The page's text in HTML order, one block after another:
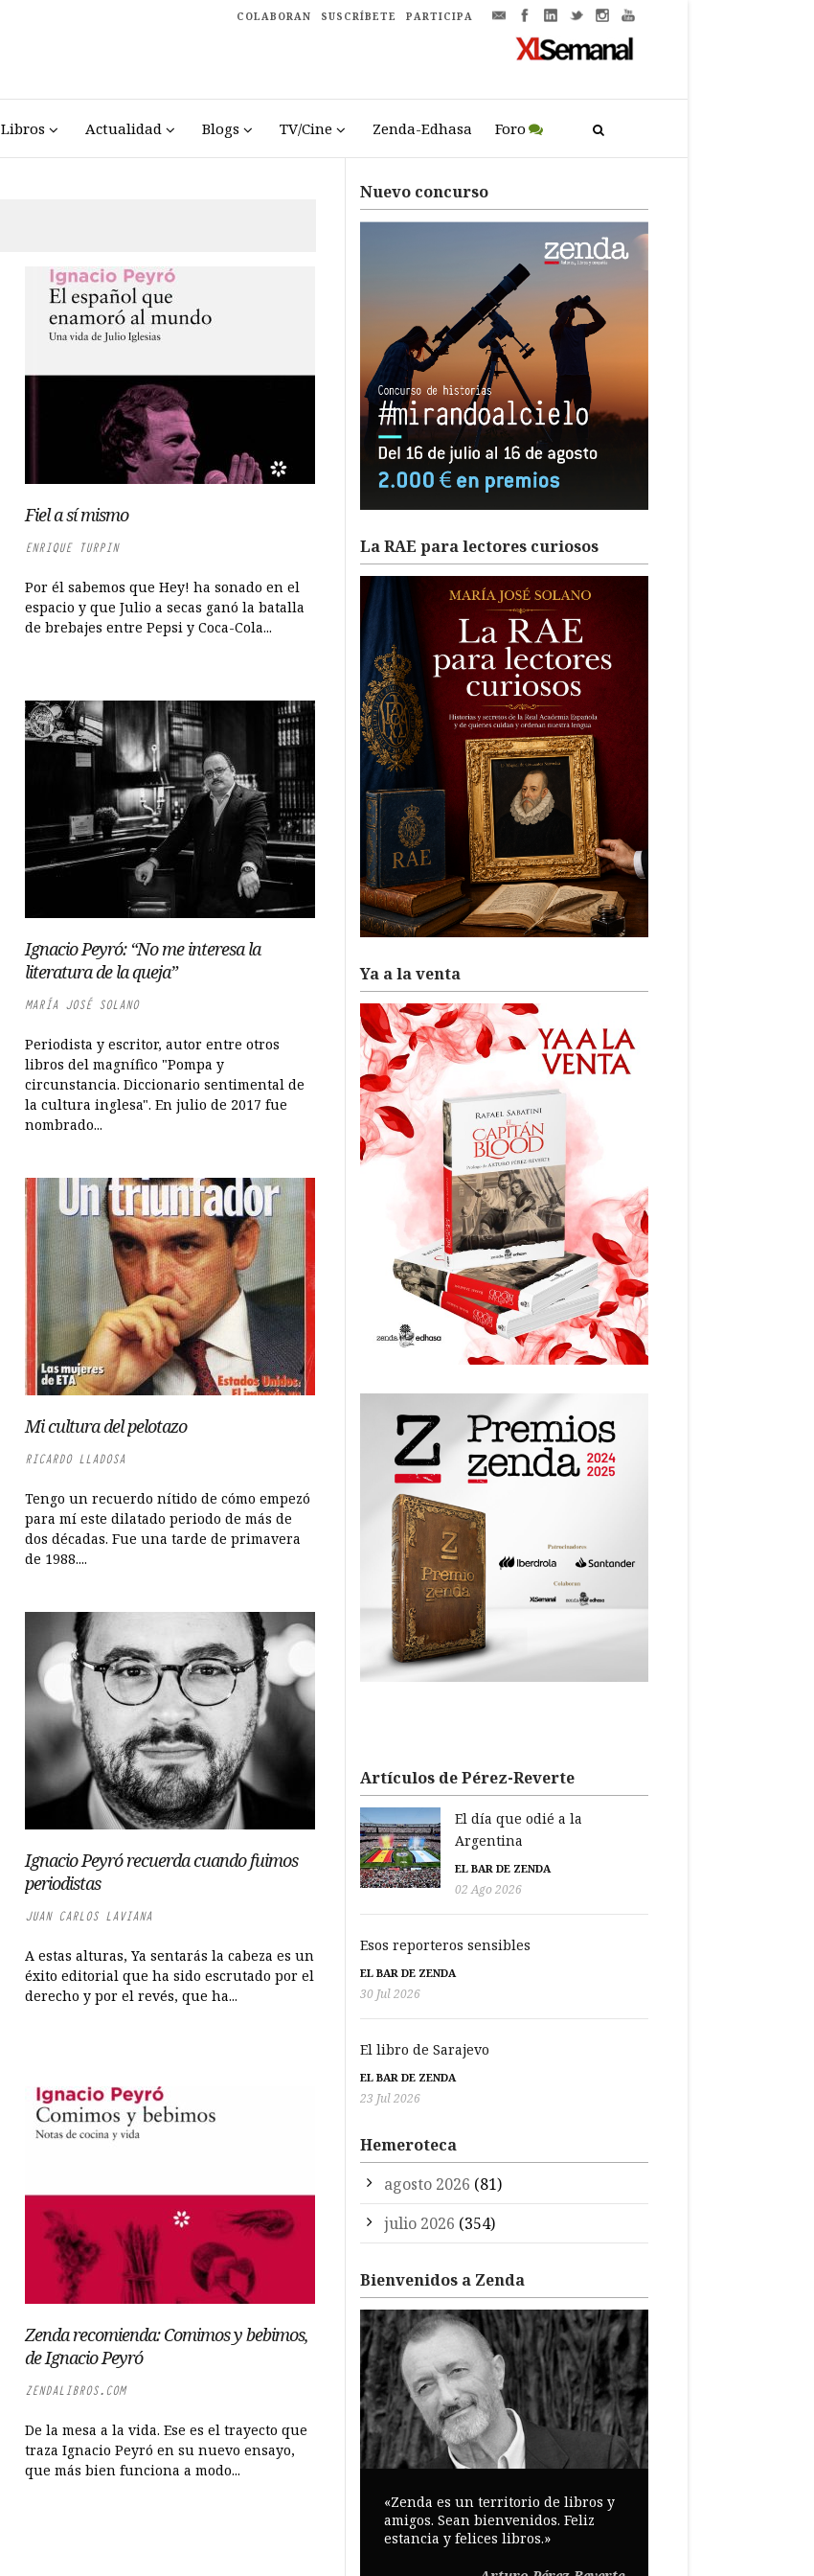
COLABORAN SUSCRÍBETE PARTICIPA
Libros Actualidad Blogs TV/Cine Zenda-Edhasa Foro
Fiel a sí mismo
ENRIQUE TURPIN
Por él sabemos que Hey! ha sonado en el
espacio y que Julio a secas ganó la batalla
de brebajes entre Pepsi y Coca-Cola...
Ignacio Peyró: “No me interesa la
literatura de la queja”
MARÍA JOSÉ SOLANO
Periodista y escritor, autor entre otros
libros del magnífico "Pompa y
circunstancia. Diccionario sentimental de
la cultura inglesa". En julio de 2017 fue
nombrado...
Mi cultura del pelotazo
RICARDO LLADOSA
Tengo un recuerdo nítido de cómo empezó
para mí este dilatado periodo de más de
dos décadas. Fue una tarde de primavera
de 1988....
Ignacio Peyró recuerda cuando fuimos
periodistas
JUAN CARLOS LAVIANA
A estas alturas, Ya sentarás la cabeza es un
éxito editorial que ha sido escrutado por el
derecho y por el revés, que ha...
Zenda recomienda: Comimos y bebimos,
de Ignacio Peyró
ZENDALIBROS.COM
De la mesa a la vida. Ese es el trayecto que
traza Ignacio Peyró en su nuevo ensayo,
que más bien funciona a modo...
Nuevo concurso
La RAE para lectores curiosos
Ya a la venta
Artículos de Pérez-Reverte
El día que odié a la
Argentina
EL BAR DE ZENDA
02 Ago 2026
Esos reporteros sensibles
EL BAR DE ZENDA
30 Jul 2026
El libro de Sarajevo
EL BAR DE ZENDA
23 Jul 2026
Hemeroteca
agosto 2026 (81)
julio 2026 (354)
Bienvenidos a Zenda
«Zenda es un territorio de libros y
amigos. Sean bienvenidos. Feliz
estancia y felices libros.»